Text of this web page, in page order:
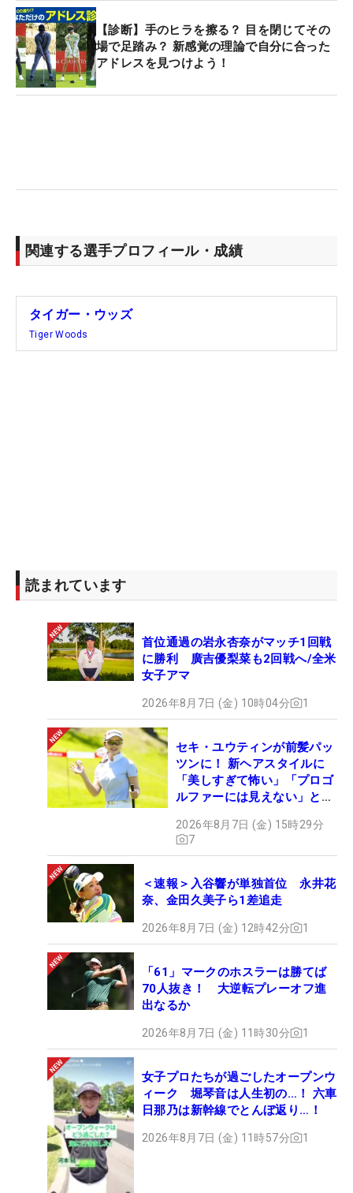
【診断】手のヒラを擦る？ 目を閉じてその
場で足踏み？ 新感覚の理論で自分に合った
アドレスを見つけよう！
関連する選手プロフィール・成績
タイガー・ウッズ
Tiger Woods
読まれています
首位通過の岩永杏奈がマッチ1回戦
に勝利 廣吉優梨菜も2回戦へ/全米
女子アマ
2026年8月7日 (金) 10時04分 1
セキ・ユウティンが前髪パッ
ツンに！ 新ヘアスタイルに
「美しすぎて怖い」「プロゴ
ルファーには見えない」とコ
2026年8月7日 (金) 15時29分
7
＜速報＞入谷響が単独首位 永井花
奈、金田久美子ら1差追走
2026年8月7日 (金) 12時42分 1
「61」マークのホスラーは勝てば
70人抜き！ 大逆転プレーオフ進
出なるか
2026年8月7日 (金) 11時30分 1
女子プロたちが過ごしたオープンウ
ィーク 堀琴音は人生初の…！ 六車
日那乃は新幹線でとんぼ返り…！
2026年8月7日 (金) 11時57分 1